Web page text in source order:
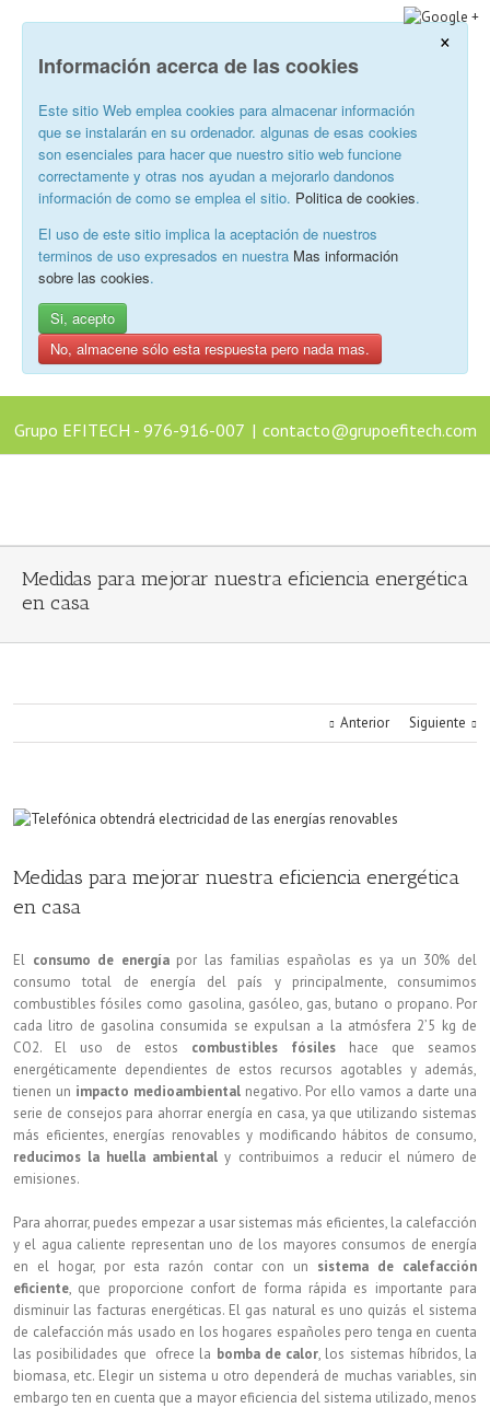
×
Información acerca de las cookies
Este sitio Web emplea cookies para almacenar información
que se instalarán en su ordenador. algunas de esas cookies
son esenciales para hacer que nuestro sitio web funcione
correctamente y otras nos ayudan a mejorarlo dandonos
información de como se emplea el sitio. Politica de cookies.
El uso de este sitio implica la aceptación de nuestros
terminos de uso expresados en nuestra Mas información
sobre las cookies.
Si, acepto
No, almacene sólo esta respuesta pero nada mas.
Grupo EFITECH - 976-916-007 | contacto@grupoefitech.com
Medidas para mejorar nuestra eficiencia energética
en casa
Anterior Siguiente
Medidas para mejorar nuestra eficiencia energética
en casa
El consumo de energíapor las familias españolas es ya un 30% del
consumo total de energía del país y principalmente, consumimos
combustibles fósiles como gasolina, gasóleo, gas, butano o propano. Por
cada litro de gasolina consumida se expulsan a la atmósfera 2’5 kg de
CO2. El uso de estos combustibles fósiles hace que seamos
energéticamente dependientes de estos recursos agotables y además,
tienen un impacto medioambiental negativo. Por ello vamos a darte una
serie de consejos para ahorrar energía en casa, ya que utilizando sistemas
más eficientes, energías renovables y modificando hábitos de consumo,
reducimos la huella ambiental y contribuimos a reducir el número de
emisiones.
Para ahorrar, puedes empezar a usar sistemas más eficientes, la calefacción
y el agua caliente representan uno de los mayores consumos de energía
en el hogar, por esta razón contar con un sistema de calefacción
eficiente, que proporcione confort de forma rápida es importante para
disminuir las facturas energéticas. El gas natural es uno quizás el sistema
de calefacción más usado en los hogares españoles pero tenga en cuenta
las posibilidades que ofrece la bomba de calor, los sistemas híbridos, la
biomasa, etc. Elegir un sistema u otro dependerá de muchas variables, sin
embargo ten en cuenta que a mayor eficiencia del sistema utilizado, menos